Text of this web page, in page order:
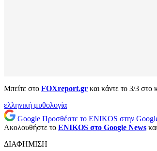
Μπείτε στο FOXreport.gr και κάντε το 3/3 στο
ελληνική μυθολογία
Google Προσθέστε το ENIKOS στην
Ακολουθήστε το ENIKOS στο Google News
ΔΙΑΦΗΜΙΣΗ